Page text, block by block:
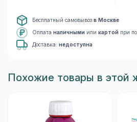
Бесплатный самовывоз в Москве
Оплата наличными или картой при
Доставка: недоступна
Похожие товары в этой